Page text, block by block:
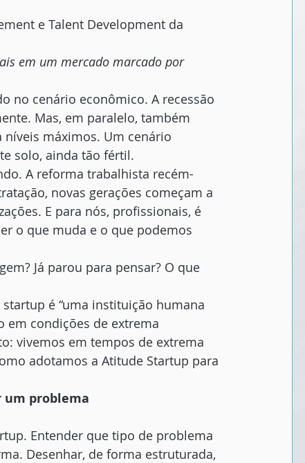
e Talent Development da
em um mercado marcado por
no cenário econômico. A recessão
Mas, em paralelo, também
máximos. Um cenário
solo, ainda tão fértil.
A reforma trabalhista recém-
novas gerações começam a
E para nós, profissionais, é
o que muda e o que podemos
Já parou para pensar? O que
startup é “uma instituição humana
em condições de extrema
vivemos em tempos de extrema
adotamos a Atitude Startup para
um problema
Entender que tipo de problema
Desenhar, de forma estruturada,